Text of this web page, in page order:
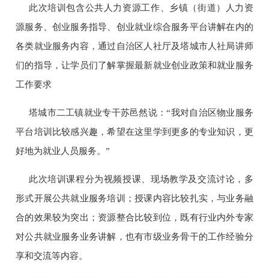
此次培训包含公共人力资源工作、乡镇（街道）人力资
源服务、创业服务指导、创业就业综合服务平台讲解在内的
各类就业服务内容，通过自治区人社厅及塔城市人社局讲师
们的指导，让学员们了解掌握最新就业创业政策和就业服务
工作要求
塔城市二工镇就业专干苏邑然说：“我对自治区物业服务
平台培训比较感兴趣，希望在这里学到更多的专业知识，更
好地为就业人员服务。”
此次培训课程分为视频授课、现场教学及交流讨论，多
形式开展公共就业服务培训；授课内容比较扎实，与业务融
合的效果较为突出；资源整合比较到位，既有行业内外专家
对公共就业服务业务讲解，也有市级业务骨干的工作经验分
享和交流等内容。